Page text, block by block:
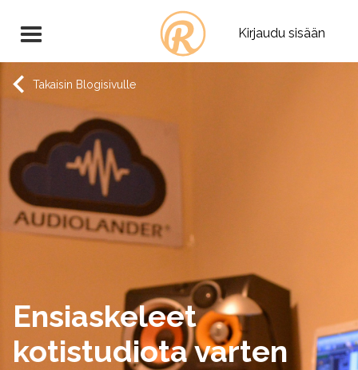
Kirjaudu sisään
Takaisin Blogisivulle
Ensiaskeleet
kotistudiota varten